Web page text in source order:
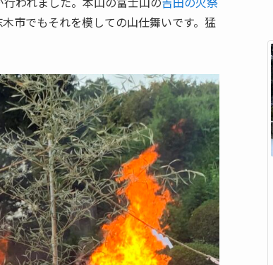
市でもそれを模しての山仕舞いです。猛